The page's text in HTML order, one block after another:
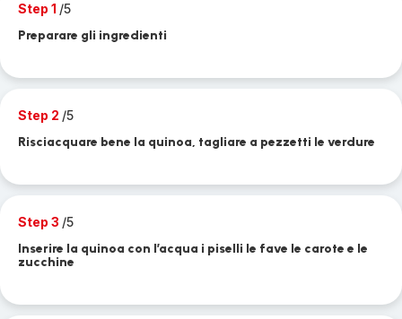
Step 1 /5
Preparare gli ingredienti
Step 2 /5
Risciacquare bene la quinoa, tagliare a pezzetti le verdure
Step 3 /5
Inserire la quinoa con l’acqua i piselli le fave le carote e le
zucchine